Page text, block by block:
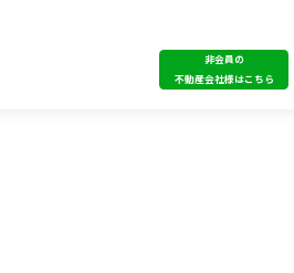
非会員の
不動産会社様はこちら